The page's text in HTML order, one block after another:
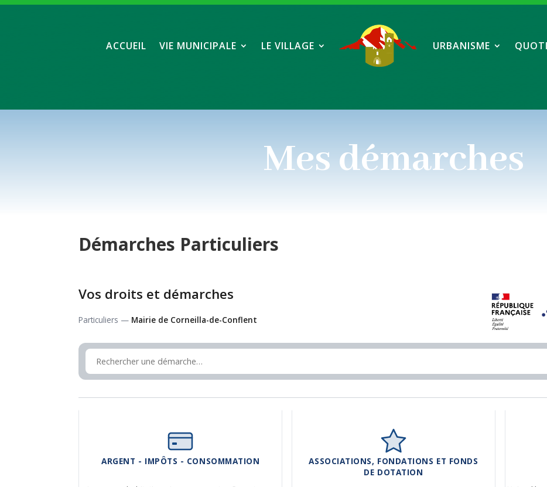
ACCUEIL VIE MUNICIPALE LE VILLAGE URBANISME
Mes démarches
Démarches Particuliers
Vos droits et démarches
Particuliers — Mairie de Corneilla-de-Conflent
ARGENT - IMPÔTS - CONSOMMATION
ASSOCIATIONS, FONDATIONS ET FONDS
DE DOTATION